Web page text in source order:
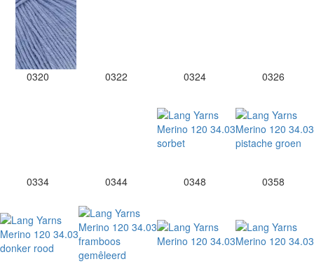
0320 0322 0324 0326
0334 0344 0348 0358